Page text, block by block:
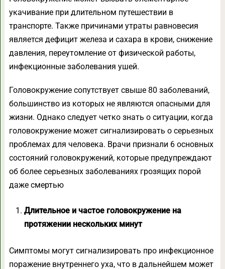
укачивание при длительном путешествии в
транспорте. Также причинами утраты равновесия
является дефицит железа и сахара в крови, снижение
давления, переутомление от физической работы,
инфекционные заболевания ушей.
Головокружение сопутствует свыше 80 заболеваний,
большинство из которых не являются опасными для
жизни. Однако следует четко знать о ситуации, когда
головокружение может сигнализировать о серьезных
проблемах для человека. Врачи признали 6 основных
состояний головокружений, которые предупреждают
об более серьезных заболеваниях грозящих порой
даже смертью
Длительное и частое головокружение на
протяжении нескольких минут
Симптомы могут сигнализировать про инфекционное
поражение внутреннего уха, что в дальнейшем может